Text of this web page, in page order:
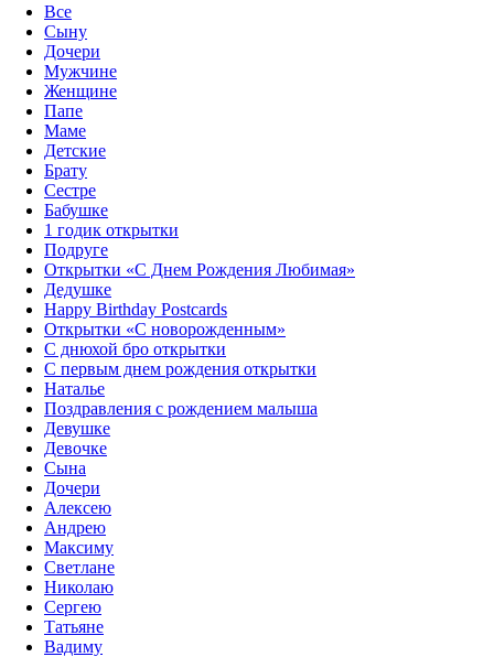
Все
Сыну
Дочери
Мужчине
Женщине
Папе
Маме
Детские
Брату
Сестре
Бабушке
1 годик открытки
Подруге
Открытки «С Днем Рождения Любимая»‎
Дедушке
Happy Birthday Postcards
Открытки «‎С новорожденным»
С днюхой бро открытки
С первым днем рождения открытки
Наталье
Поздравления с рождением малыша
Девушке
Девочке
Сына
Дочери
Алексею
Андрею
Максиму
Светлане
Николаю
Сергею
Татьяне
Вадиму